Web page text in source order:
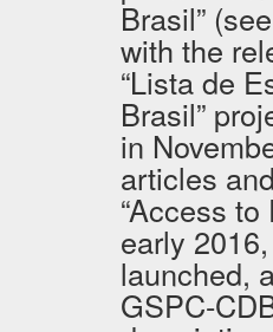
Brasil”
with the
“Lista de
Brasil”
in
articles
“Access to
early
launched,
GSPC-